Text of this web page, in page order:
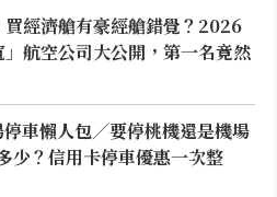
買經濟艙有豪經艙錯覺？2026
航空公司大公開，第一名竟然
車懶人包／要停桃機還是機場
少？信用卡停車優惠一次整